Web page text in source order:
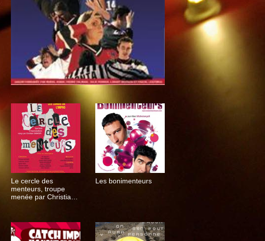
Le cercle des
menteurs, troupe
menée par Christian
Les bonimenteurs